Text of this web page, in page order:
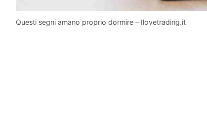
Questi segni amano proprio dormire – Ilovetrading.it